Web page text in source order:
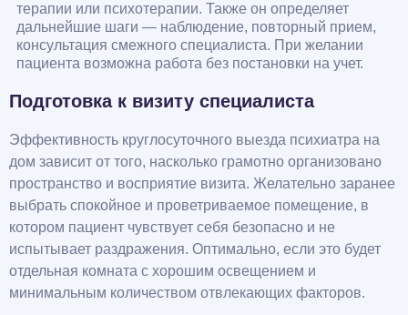
терапии или психотерапии. Также он определяет
дальнейшие шаги — наблюдение, повторный прием,
консультация смежного специалиста. При желании
пациента возможна работа без постановки на учет.
Подготовка к визиту специалиста
Эффективность круглосуточного выезда психиатра на
дом зависит от того, насколько грамотно организовано
пространство и восприятие визита. Желательно заранее
выбрать спокойное и проветриваемое помещение, в
котором пациент чувствует себя безопасно и не
испытывает раздражения. Оптимально, если это будет
отдельная комната с хорошим освещением и
минимальным количеством отвлекающих факторов.